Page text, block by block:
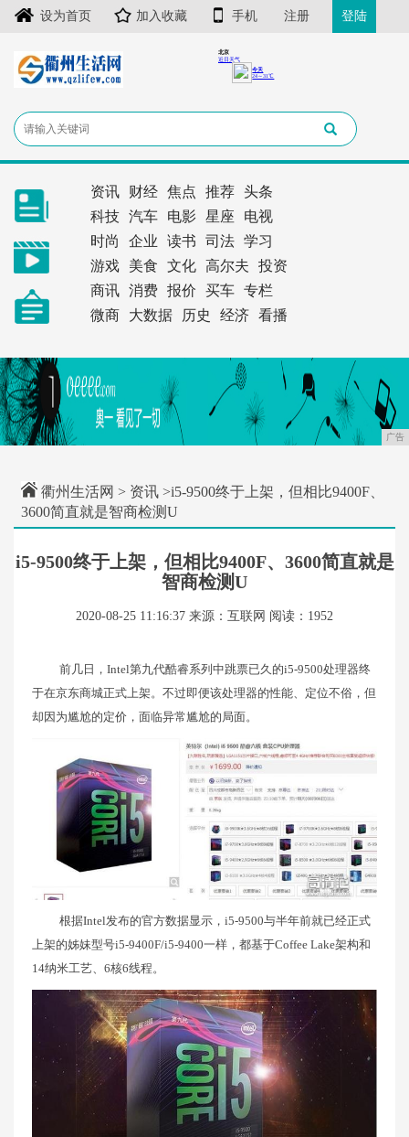
设为首页 加入收藏 手机 注册 登陆
资讯 财经 焦点 推荐
头条
科技
汽车 电影 星座
电视
时尚
企业 读书 司法
学习
游戏
美食 文化 高尔夫
投资
商讯
消费 报价 买车
专栏
微商
大数据 历史 经济 看播
广告
衢州生活网 > 资讯 >i5-9500终于上架，但相比9400F、
3600简直就是智商检测U
i5-9500终于上架，但相比9400F、3600简直就是
智商检测U
2020-08-25 11:16:37 来源：互联网 阅读：1952
前几日，Intel第九代酷睿系列中跳票已久的i5-9500处理器终
于在京东商城正式上架。不过即便该处理器的性能、定位不俗，但
却因为尴尬的定价，面临异常尴尬的局面。
根据Intel发布的官方数据显示，i5-9500与半年前就已经正式
上架的姊妹型号i5-9400F/i5-9400一样，都基于Coffee Lake架构和
14纳米工艺、6核6线程。